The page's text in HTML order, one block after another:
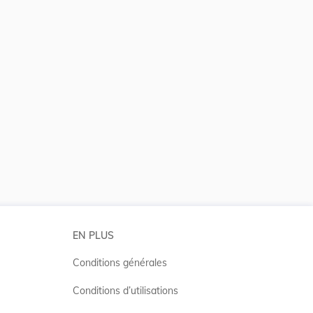
la taille du texte
EN PLUS
Conditions générales
Conditions d’utilisations